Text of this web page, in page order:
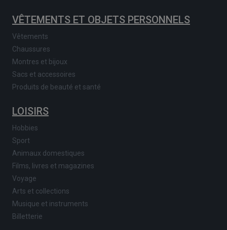
VÊTEMENTS ET OBJETS PERSONNELS
Vêtements
Chaussures
Montres et bijoux
Sacs et accessoires
Produits de beauté et santé
LOISIRS
Hobbies
Sport
Animaux domestiques
Films, livres et magazines
Voyage
Arts et collections
Musique et instruments
Billetterie